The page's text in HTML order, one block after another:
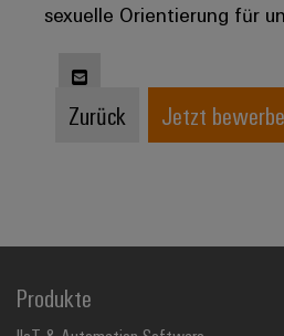
sexuelle Orientierung für
Zurück Jetzt
Produkte